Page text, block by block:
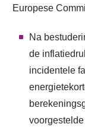
Europese
Na
de
incidentele